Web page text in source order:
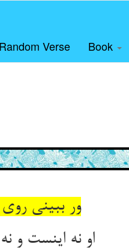
Random Verse Book
ور ببینی
او نه اینست و